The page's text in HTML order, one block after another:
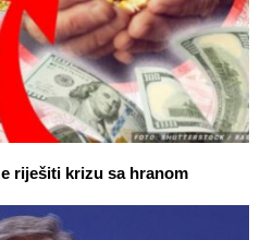
riješiti krizu sa hranom